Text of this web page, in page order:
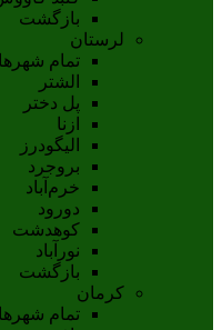
بازگشت
لرستان
تمام شهر‌ها
الشتر
پل دختر
ازنا
اليگودرز
بروجرد
خرم‌آباد
دورود
کوهدشت
نورآباد
بازگشت
کرمان
تمام شهر‌ها